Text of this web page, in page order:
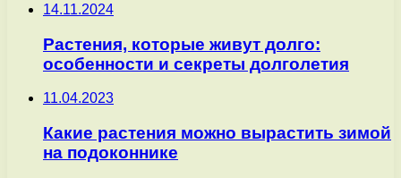
14.11.2024
Растения, которые живут долго:
особенности и секреты долголетия
11.04.2023
Какие растения можно вырастить зимой
на подоконнике